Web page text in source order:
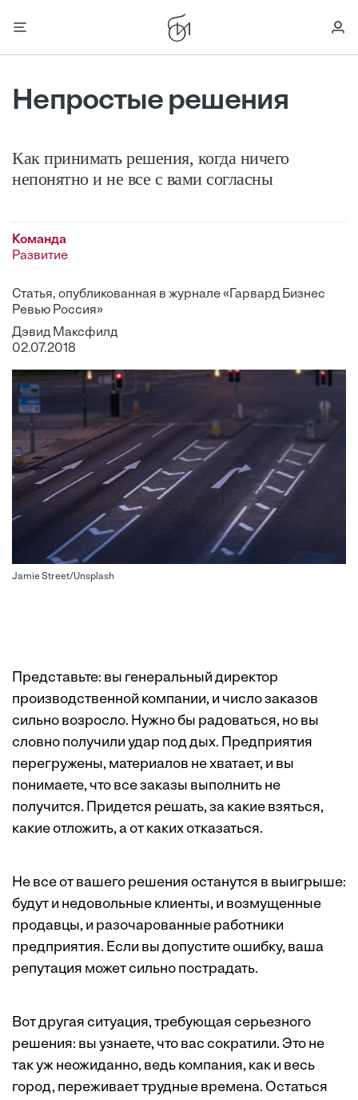
Непростые решения
Как принимать решения, когда ничего
непонятно и не все с вами согласны
Команда
Развитие
Статья, опубликованная в журнале «Гарвард Бизнес
Ревью Россия»
Дэвид Максфилд
02.07.2018
Jamie Street/Unsplash
Представьте: вы генеральный директор
производственной компании, и число заказов
сильно возросло. Нужно бы радоваться, но вы
словно получили удар под дых. Предприятия
перегружены, материалов не хватает, и вы
понимаете, что все заказы выполнить не
получится. Придется решать, за какие взяться,
какие отложить, а от каких отказаться.
Не все от вашего решения останутся в выигрыше:
будут и недовольные клиенты, и возмущенные
продавцы, и разочарованные работники
предприятия. Если вы допустите ошибку, ваша
репутация может сильно пострадать.
Вот другая ситуация, требующая серьезного
решения: вы узнаете, что вас сократили. Это не
так уж неожиданно, ведь компания, как и весь
город, переживает трудные времена. Остаться